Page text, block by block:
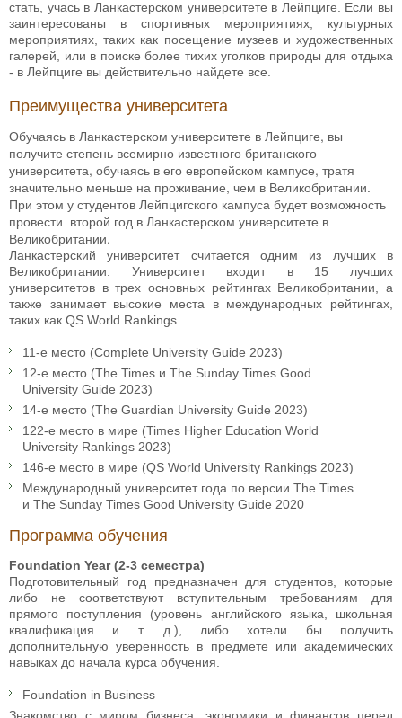
стать, учась в Ланкастерском университете в Лейпциге. Если вы
заинтересованы в спортивных мероприятиях, культурных
мероприятиях, таких как посещение музеев и художественных
галерей, или в поиске более тихих уголков природы для отдыха
- в Лейпциге вы действительно найдете все.
Преимущества университета
Обучаясь в Ланкастерском университете в Лейпциге, вы
получите степень всемирно известного британского
университета, обучаясь в его европейском кампусе, тратя
значительно меньше на проживание, чем в Великобритании.
При этом у студентов Лейпцигского кампуса будет возможность
провести второй год в Ланкастерском университете в
Великобритании.
Ланкастерский университет считается одним из лучших в
Великобритании. Университет входит в 15 лучших
университетов в трех основных рейтингах Великобритании, а
также занимает высокие места в международных рейтингах,
таких как QS World Rankings.
11-е место (Complete University Guide 2023)
12-е место (The Times и The Sunday Times Good
University Guide 2023)
14-е место (The Guardian University Guide 2023)
122-е место в мире (Times Higher Education World
University Rankings 2023)
146-е место в мире (QS World University Rankings 2023)
Международный университет года по версии The Times
и The Sunday Times Good University Guide 2020
Программа обучения
Foundation Year (2-3 семестра)
Подготовительный год предназначен для студентов, которые
либо не соответствуют вступительным требованиям для
прямого поступления (уровень английского языка, школьная
квалификация и т. д.), либо хотели бы получить
дополнительную уверенность в предмете или академических
навыках до начала курса обучения.
Foundation in Business
Знакомство с миром бизнеса, экономики и финансов перед